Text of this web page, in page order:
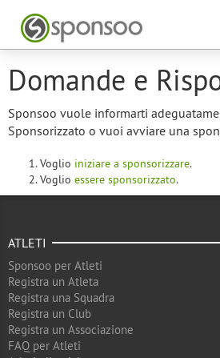
Domande e
Sponsoo vuole informarti
Sponsorizzato o vuoi avviare una
Voglio iniziare a sponsorizzare.
Voglio essere sponsorizzato.
ATLETI
Sponsoo per Atleti
Registra un Atleta
Registra una Squadra
Registra un Club
Registra un Associazione
FAQ per Atleti